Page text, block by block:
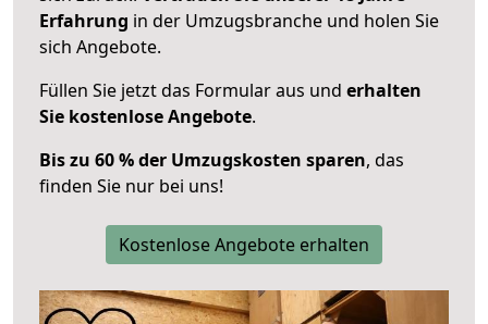
Erfahrung in der Umzugsbranche und holen Sie
sich Angebote.
Füllen Sie jetzt das Formular aus und erhalten
Sie kostenlose Angebote.
Bis zu 60 % der Umzugskosten sparen, das
finden Sie nur bei uns!
Kostenlose Angebote erhalten